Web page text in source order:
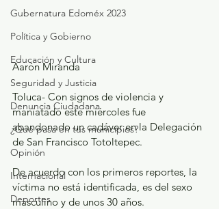
Gubernatura Edoméx 2023
Política y Gobierno
Educación y Cultura
Seguridad y Justicia
Denuncia Ciudadana
¿Qué pasa en tus municipios?
Opinión
Internacional
Deportes
Aarón Miranda
Toluca- Con signos de violencia y
maniatado este miércoles fue
abandonado un cadáver en la Delegación
de San Francisco Totoltepec.
De acuerdo con los primeros reportes, la
víctima no está identificada, es del sexo
masculino y de unos 30 años.